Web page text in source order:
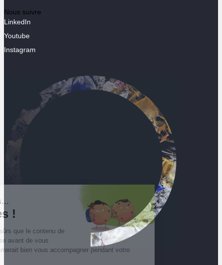
c'est nous...
Cookies !
a attendu d'être sûrs que le contenu de
site vous intéresse avant de vous
mais on aimerait bien vous accompagner pendant votre
Nous suivre
LinkedIn
Youtube
Instagram